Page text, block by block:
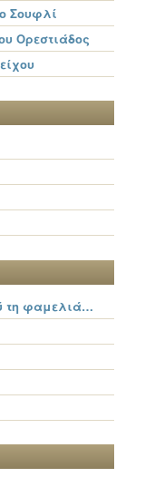
Σουφλί
Ορεστιάδος
τη φαμελιά…